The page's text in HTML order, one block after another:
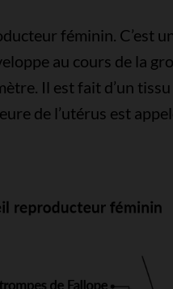
féminin. C’est
au cours de la
Il est fait d’un
de l’utérus est